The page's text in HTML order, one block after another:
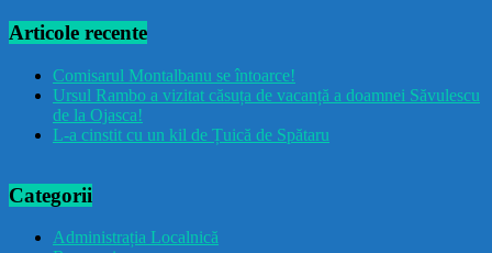
Articole recente
Comisarul Montalbanu se întoarce!
Ursul Rambo a vizitat căsuța de vacanță a doamnei Săvulescu
de la Ojasca!
L-a cinstit cu un kil de Țuică de Spătaru
Categorii
Administrația Localnică